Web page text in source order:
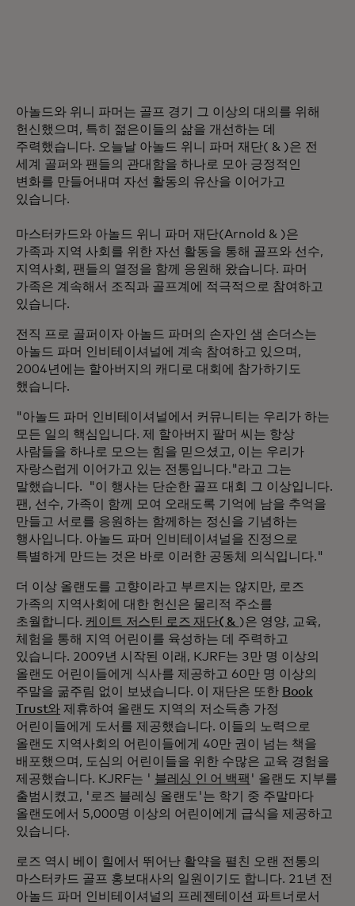
아놀드와 위니 파머는 골프 경기 그 이상의 대의를 위해
헌신했으며, 특히 젊은이들의 삶을 개선하는 데
주력했습니다. 오늘날 아놀드 위니 파머 재단( & )은 전
세계 골퍼와 팬들의 관대함을 하나로 모아 긍정적인
변화를 만들어내며 자선 활동의 유산을 이어가고
있습니다.
마스터카드와 아놀드 위니 파머 재단(Arnold & )은
가족과 지역 사회를 위한 자선 활동을 통해 골프와 선수,
지역사회, 팬들의 열정을 함께 응원해 왔습니다. 파머
가족은 계속해서 조직과 골프계에 적극적으로 참여하고
있습니다.
전직 프로 골퍼이자 아놀드 파머의 손자인 샘 손더스는
아놀드 파머 인비테이셔널에 계속 참여하고 있으며,
2004년에는 할아버지의 캐디로 대회에 참가하기도
했습니다.
"아놀드 파머 인비테이셔널에서 커뮤니티는 우리가 하는
모든 일의 핵심입니다. 제 할아버지 팔머 씨는 항상
사람들을 하나로 모으는 힘을 믿으셨고, 이는 우리가
자랑스럽게 이어가고 있는 전통입니다."라고 그는
말했습니다. "이 행사는 단순한 골프 대회 그 이상입니다.
팬, 선수, 가족이 함께 모여 오래도록 기억에 남을 추억을
만들고 서로를 응원하는 함께하는 정신을 기념하는
행사입니다. 아놀드 파머 인비테이셔널을 진정으로
특별하게 만드는 것은 바로 이러한 공동체 의식입니다."
더 이상 올랜도를 고향이라고 부르지는 않지만, 로즈
가족의 지역사회에 대한 헌신은 물리적 주소를
초월합니다. 케이트 저스틴 로즈 재단( & )은 영양, 교육,
체험을 통해 지역 어린이를 육성하는 데 주력하고
있습니다. 2009년 시작된 이래, KJRF는 3만 명 이상의
올랜도 어린이들에게 식사를 제공하고 60만 명 이상의
주말을 굶주림 없이 보냈습니다. 이 재단은 또한 Book
Trust와 제휴하여 올랜도 지역의 저소득층 가정
어린이들에게 도서를 제공했습니다. 이들의 노력으로
올랜도 지역사회의 어린이들에게 40만 권이 넘는 책을
배포했으며, 도심의 어린이들을 위한 수많은 교육 경험을
제공했습니다. KJRF는 ' 블레싱 인 어 백팩 ' 올랜도 지부를
출범시켰고, '로즈 블레싱 올랜도'는 학기 중 주말마다
올랜도에서 5,000명 이상의 어린이에게 급식을 제공하고
있습니다.
로즈 역시 베이 힐에서 뛰어난 활약을 펼친 오랜 전통의
마스터카드 골프 홍보대사의 일원이기도 합니다. 21년 전
아놀드 파머 인비테이셔널의 프레젠테이션 파트너로서